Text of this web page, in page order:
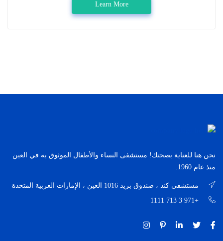
Learn More
نحن هنا للعناية بصحتك! مستشفى النساء والأطفال الموثوق به في العين
منذ عام 1960.
مستشفى كند ، صندوق بريد 1016 العين ، الإمارات العربية المتحدة
+971 3 713 1111